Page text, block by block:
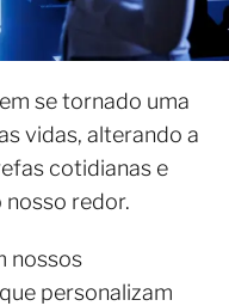
se tornado uma
vidas, alterando a
cotidianas e
redor.
nossos
personalizam